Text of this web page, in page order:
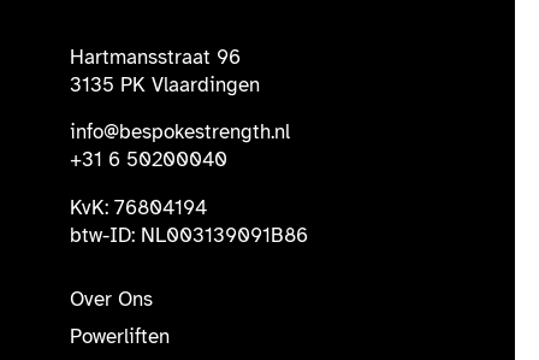
Hartmansstraat 96
3135 PK Vlaardingen
info@bespokestrength.nl
+31 6 50200040
KvK: 76804194
btw-ID: NL003139091B86
Over Ons
Powerliften